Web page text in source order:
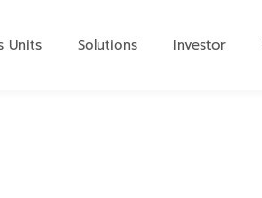
Units Solutions Investor